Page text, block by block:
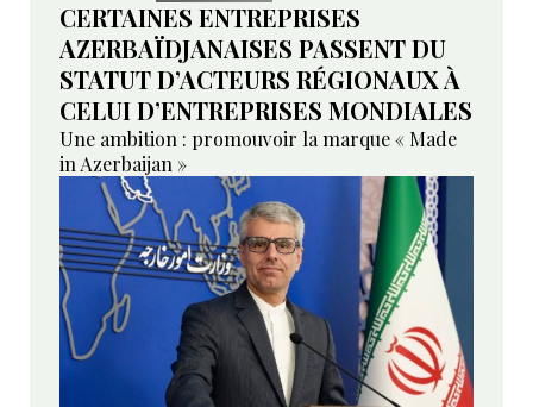
CERTAINES ENTREPRISES
AZERBAÏDJANAISES PASSENT DU
STATUT D’ACTEURS RÉGIONAUX À
CELUI D’ENTREPRISES MONDIALES
Une ambition : promouvoir la marque « Made
in Azerbaijan »